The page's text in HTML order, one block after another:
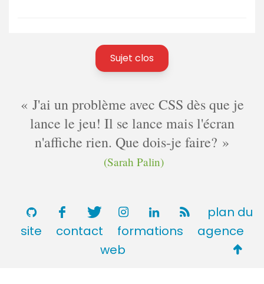
Sujet clos
J'ai un problème avec CSS dès que je
lance le jeu! Il se lance mais l'écran
n'affiche rien. Que dois-je faire?
(Sarah Palin)
plan du
site
contact formations
agence
web